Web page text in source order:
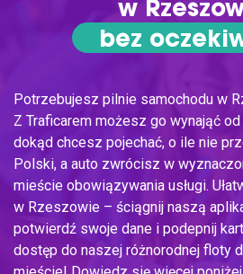
Traficar Polecam
Traficar Spot
Oferta
Cennik
Pakiety
Voucher
Zamów wynajem
Traficar Business
w
bez
Potrzebujesz pilnie samochodu w
Z Traficarem możesz go wynająć
dokąd chcesz pojechać, o ile nie
Polski, a auto zwrócisz w
mieście obowiązywania usługi.
w Rzeszowie – ściągnij naszą
potwierdź swoje dane i podepnij
dostęp do naszej różnorodnej floty